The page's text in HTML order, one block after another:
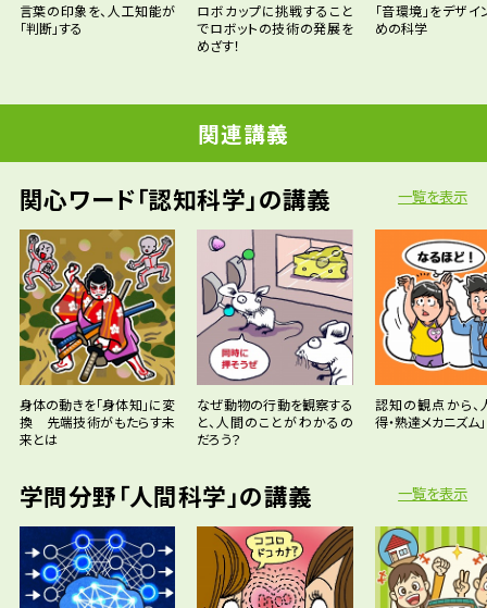
言葉の印象を、人工知能が
「判断」する
ロボカップに挑戦すること
でロボットの技術の発展を
めざす！
「音環境」をデザ
めの科学
関連講義
関心ワード「認知科学」の講義
身体の動きを「身体知」に変
換 先端技術がもたらす未
来とは
なぜ動物の行動を観察する
と、人間のことがわかるの
だろう？
認知の観点から、
得・熟達メカニズム
一覧を表示
学問分野「人間科学」の講義 一覧を表示